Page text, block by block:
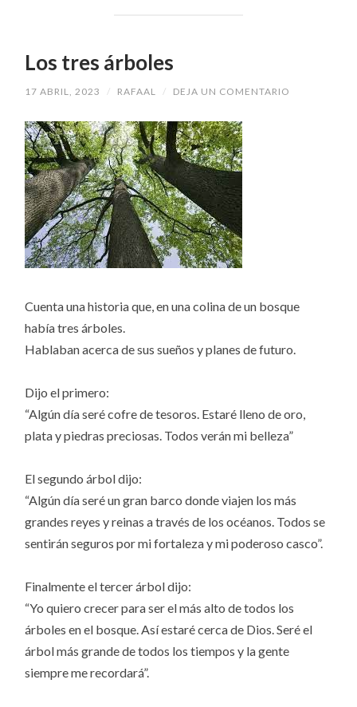
Los tres árboles
17 ABRIL, 2023 / RAFAAL / DEJA UN COMENTARIO
Cuenta una historia que, en una colina de un bosque
había tres árboles.
Hablaban acerca de sus sueños y planes de futuro.
Dijo el primero:
“Algún día seré cofre de tesoros. Estaré lleno de oro,
plata y piedras preciosas. Todos verán mi belleza”
El segundo árbol dijo:
“Algún día seré un gran barco donde viajen los más
grandes reyes y reinas a través de los océanos. Todos se
sentirán seguros por mi fortaleza y mi poderoso casco”.
Finalmente el tercer árbol dijo:
“Yo quiero crecer para ser el más alto de todos los
árboles en el bosque. Así estaré cerca de Dios. Seré el
árbol más grande de todos los tiempos y la gente
siempre me recordará”.